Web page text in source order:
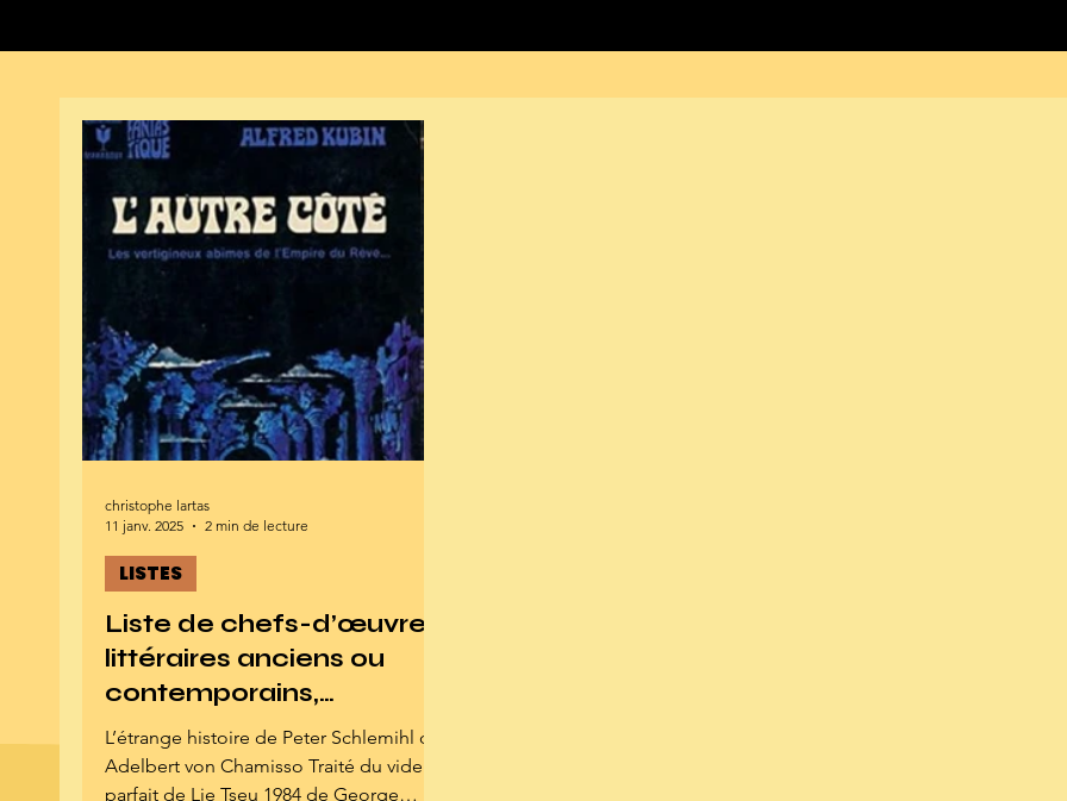
Liste de chefs-d’œuvre
littéraires anciens ou
contemporains,
reconnus ou méconnus,
découverts jadis ou
L’étrange histoire de Peter Schlemihl de
Adelbert von Chamisso Traité du vide
parfait de Lie Tseu 1984 de George
LISTES
christophe lartas
11 janv. 2025
2 min de lecture